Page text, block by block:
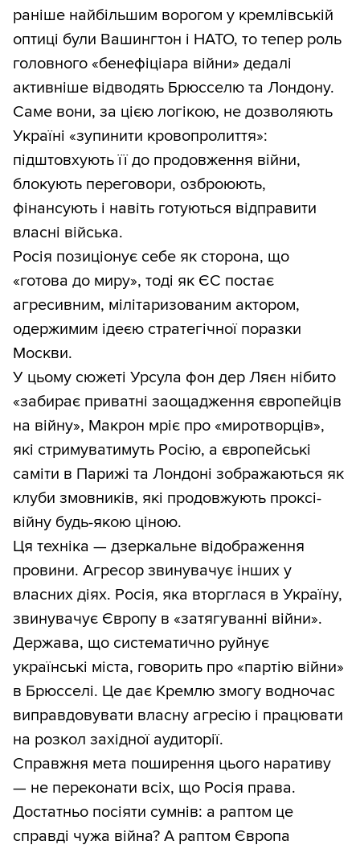
раніше найбільшим ворогом у кремлівській
оптиці були Вашингтон і НАТО, то тепер роль
головного «бенефіціара війни» дедалі
активніше відводять Брюсселю та Лондону.
Саме вони, за цією логікою, не дозволяють
Україні «зупинити кровопролиття»:
підштовхують її до продовження війни,
блокують переговори, озброюють,
фінансують і навіть готуються відправити
власні війська.
Росія позиціонує себе як сторона, що
«готова до миру», тоді як ЄС постає
агресивним, мілітаризованим актором,
одержимим ідеєю стратегічної поразки
Москви.
У цьому сюжеті Урсула фон дер Ляєн нібито
«забирає приватні заощадження європейців
на війну», Макрон мріє про «миротворців»,
які стримуватимуть Росію, а європейські
саміти в Парижі та Лондоні зображаються як
клуби змовників, які продовжують проксі-
війну будь-якою ціною.
Ця техніка — дзеркальне відображення
провини. Агресор звинувачує інших у
власних діях. Росія, яка вторглася в Україну,
звинувачує Європу в «затягуванні війни».
Держава, що систематично руйнує
українські міста, говорить про «партію війни»
в Брюсселі. Це дає Кремлю змогу водночас
виправдовувати власну агресію і працювати
на розкол західної аудиторії.
Справжня мета поширення цього наративу
— не переконати всіх, що Росія права.
Достатньо посіяти сумнів: а раптом це
справді чужа війна? А раптом Європа